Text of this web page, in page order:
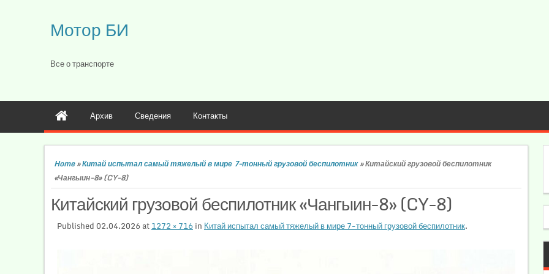
Мотор БИ
Все о транспорте
Архив Сведения Контакты
Home»Китай испытал самый тяжелый в мире 7-тонный грузовой беспилотник»Китайский грузовой беспилотник
«Чангыин-8» (CY-8)
Китайский грузовой беспилотник «Чангыин-8» (CY-8)
Published02.04.2026 at1272 × 716in Китай испытал самый тяжелый в мире 7-тонный грузовой беспилотник.